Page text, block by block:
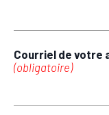
Courriel de votre
(obligatoire)